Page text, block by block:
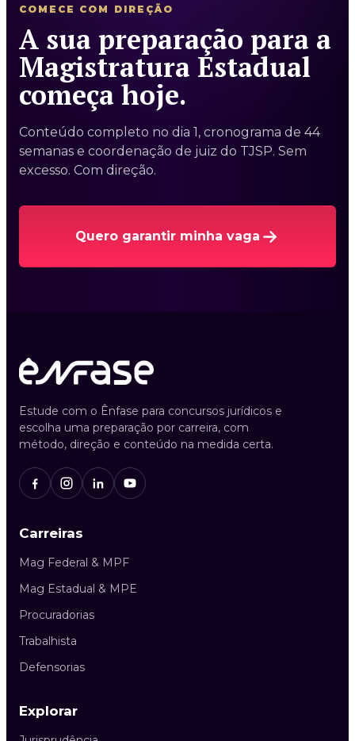
COMECE COM DIREÇÃO
A sua preparação para a
Magistratura Estadual
começa hoje.
Conteúdo completo no dia 1, cronograma de 44
semanas e coordenação de juiz do TJSP. Sem
excesso. Com direção.
Quero garantir minha vaga
Estude com o Ênfase para concursos jurídicos e
escolha uma preparação por carreira, com
método, direção e conteúdo na medida certa.
Carreiras
Mag Federal & MPF
Mag Estadual & MPE
Procuradorias
Trabalhista
Defensorias
Explorar